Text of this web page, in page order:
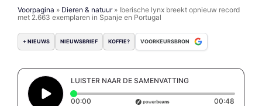
Voorpagina » Dieren & natuur» Iberische lynx breekt opnieuw record
met 2.663 exemplaren in Spanje en Portugal
+ NIEUWS NIEUWSBRIEF KOFFIE? VOORKEURSBRON
LUISTER NAAR DE SAMENVATTING
00:00 Elapsed time: 0 seconds 00:48